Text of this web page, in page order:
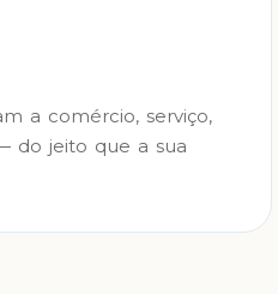
a comércio, serviço,
do jeito que a sua